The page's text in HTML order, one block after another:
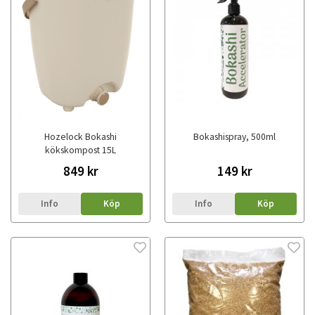
Hozelock Bokashi
kökskompost 15L
849 kr
Info Köp
Bokashispray, 500ml
149 kr
Info Köp